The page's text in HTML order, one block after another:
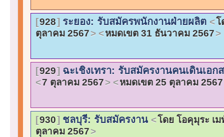
928 ระยอง: รับสมัครพนักงานฝ่ายผลิต
โ
ตุลาคม 2567
หมดเขต 31 ธันวาคม 2567
929 ฉะเชิงเทรา: รับสมัครงานคนเดินเอก
7 ตุลาคม 2567 หมดเขต 25 ตุลาคม 2567
930 ชลบุรี: รับสมัครงาน
โดย โอคุมุระ เ
ตุลาคม 2567